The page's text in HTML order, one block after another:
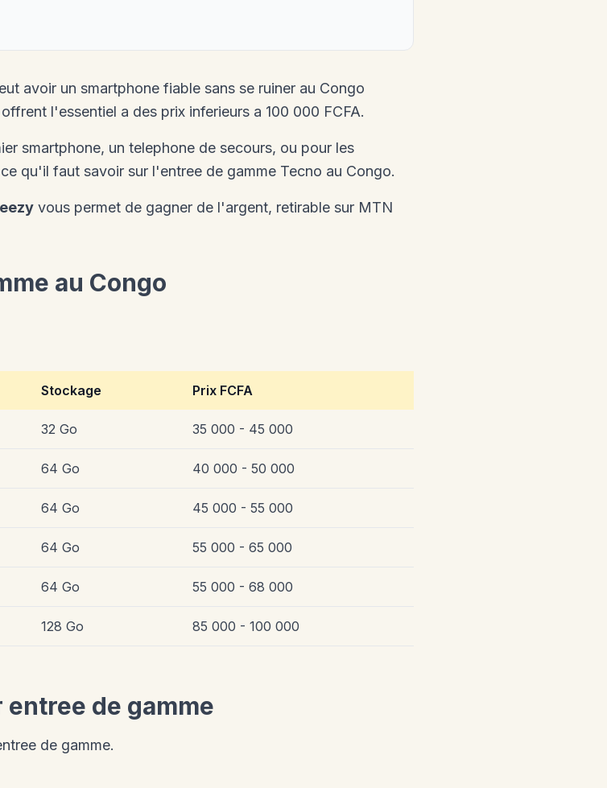
avoir un smartphone fiable sans se ruiner au Congo
l'essentiel a des prix inferieurs a 100 000 FCFA.
smartphone, un telephone de secours, ou pour les
qu'il faut savoir sur l'entree de gamme Tecno au Congo.
vous permet de gagner de l'argent, retirable sur MTN
au Congo
Stockage Prix FCFA
32 Go 35 000 - 45 000
64 Go 40 000 - 50 000
64 Go 45 000 - 55 000
64 Go 55 000 - 65 000
64 Go 55 000 - 68 000
128 Go 85 000 - 100 000
entree de gamme
de gamme.